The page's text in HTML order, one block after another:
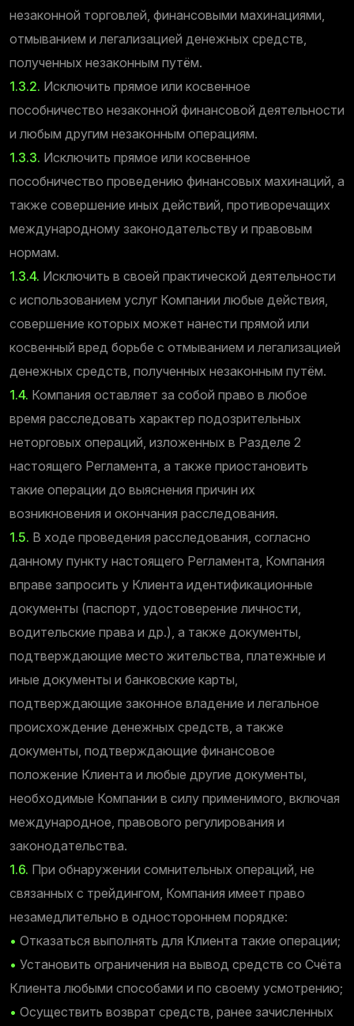
незаконной торговлей, финансовыми махинациями,
отмыванием и легализацией денежных средств,
полученных незаконным путём.
1.3.2. Исключить прямое или косвенное
пособничество незаконной финансовой деятельности
и любым другим незаконным операциям.
1.3.3. Исключить прямое или косвенное
пособничество проведению финансовых махинаций, а
также совершение иных действий, противоречащих
международному законодательству и правовым
нормам.
1.3.4. Исключить в своей практической деятельности
с использованием услуг Компании любые действия,
совершение которых может нанести прямой или
косвенный вред борьбе с отмыванием и легализацией
денежных средств, полученных незаконным путём.
1.4. Компания оставляет за собой право в любое
время расследовать характер подозрительных
неторговых операций, изложенных в Разделе 2
настоящего Регламента, а также приостановить
такие операции до выяснения причин их
возникновения и окончания расследования.
1.5. В ходе проведения расследования, согласно
данному пункту настоящего Регламента, Компания
вправе запросить у Клиента идентификационные
документы (паспорт, удостоверение личности,
водительские права и др.), а также документы,
подтверждающие место жительства, платежные и
иные документы и банковские карты,
подтверждающие законное владение и легальное
происхождение денежных средств, а также
документы, подтверждающие финансовое
положение Клиента и любые другие документы,
необходимые Компании в силу применимого, включая
международное, правового регулирования и
законодательства.
1.6. При обнаружении сомнительных операций, не
связанных с трейдингом, Компания имеет право
незамедлительно в одностороннем порядке:
• Отказаться выполнять для Клиента такие операции;
• Установить ограничения на вывод средств со Счёта
Клиента любыми способами и по своему усмотрению;
• Осуществить возврат средств, ранее зачисленных